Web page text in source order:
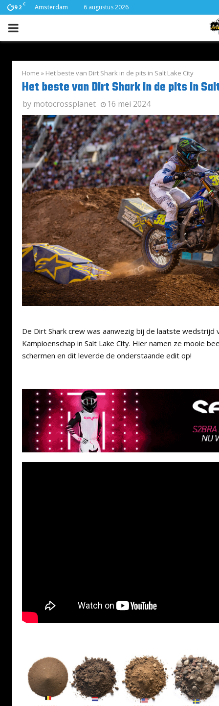
19.2 C Amsterdam 6 augustus 2026
PRIMARY
Home » Het beste van Dirt Shark in de pits in Salt Lake City
Het beste van Dirt Shark in de pits in
by motocrossplanet 16 mei 2024
De Dirt Shark crew was aanwezig bij de laatste wedstrijd
Kampioenschap in Salt Lake City. Hier namen ze mooie
schermen en dit leverde de onderstaande edit op!